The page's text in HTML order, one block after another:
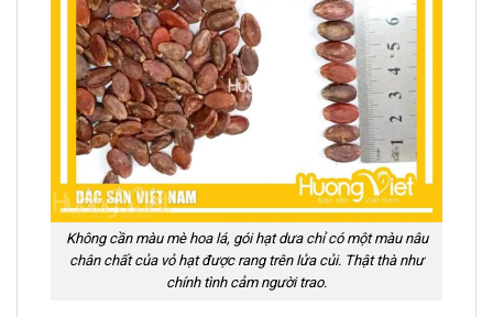
Không cần màu mè hoa lá, gói hạt dưa chỉ có một màu nâu
chân chất của vỏ hạt được rang trên lửa củi. Thật thà như
chính tình cảm người trao.